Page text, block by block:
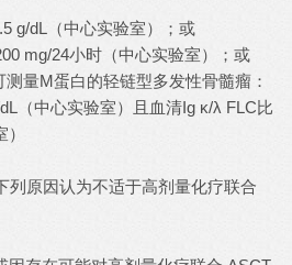
g/dL（中心实验室）；或
mg/24小时（中心实验室）；或
量M蛋白的轻链型多发性骨髓瘤：
（中心实验室）且血清Ig κ/λ FLC比
列原因认为不适于高剂量化疗联合